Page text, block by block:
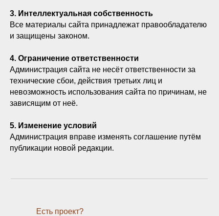
3. Интеллектуальная собственность
Все материалы сайта принадлежат правообладателю
и защищены законом.
4. Ограничение ответственности
Администрация сайта не несёт ответственности за
технические сбои, действия третьих лиц и
невозможность использования сайта по причинам, не
зависящим от неё.
5. Изменение условий
Администрация вправе изменять соглашение путём
публикации новой редакции.
Есть проект?